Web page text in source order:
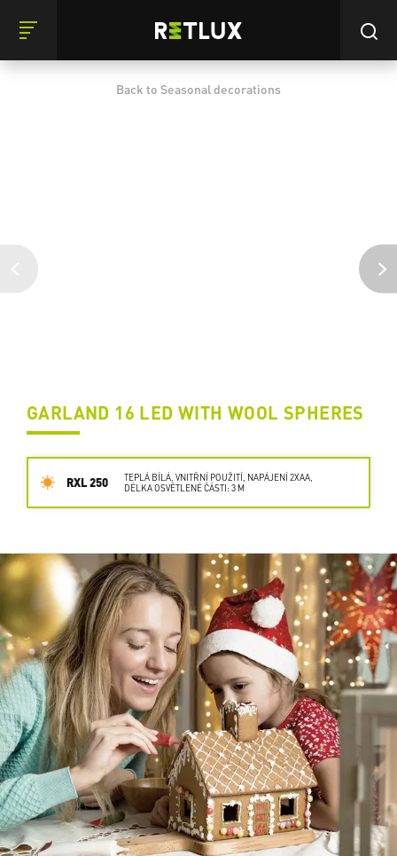
Back to Seasonal decorations
GARLAND 16 LED WITH WOOL SPHERES
RXL 250
TEPLÁ BÍLÁ, VNITŘNÍ POUŽITÍ, NAPÁJENÍ 2XAA,
DÉLKA OSVĚTLENÉ ČÁSTI: 3 M